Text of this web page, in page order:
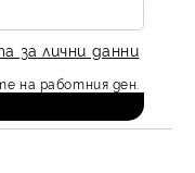
за лични данни
на работния ден.